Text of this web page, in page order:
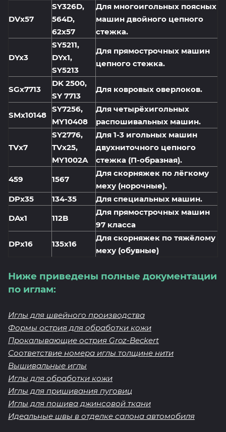
DVx57
SY326D,
564D,
62x57
Для многоигольных поясных
машин двойного цепного
стежка.
DYx3
SY5211,
DYx1,
SY5213
Для прямострочных машин
цепного стежка.
SGx7713
DK 2500,
SY 7713
Для ковровых оверлоков.
SMx10148
SY7256,
MY10408
Для четырёхигольных
распошивальных машин.
TVx7
SY2776,
TVx25,
MY1002A
Для 1-3 игольных машин
двухниточного цепного
стежка (П-образная).
459
1567
Для скорняжек по лёгкому
меху (норочные).
DPx35
134-35
Для специальных машин.
DAx1
112B
Для прямострочных машин
97 класса
DPx16
135x16
Для скорняжек по тяжёлому
меху (обувные)
Ниже приведены полные документации
по иглам:
Иглы для швейного производства
Формы острия для обработки кожи
Прокалывающие острия Groz-Beckert
Соответствие номера иглы толщине нити
Вышивальные иглы
Иглы для обработки кожи
Иглы для пришивания пуговиц
Иглы для пошива джинсовой ткани
Идеальные швы в отделке салона автомобиля